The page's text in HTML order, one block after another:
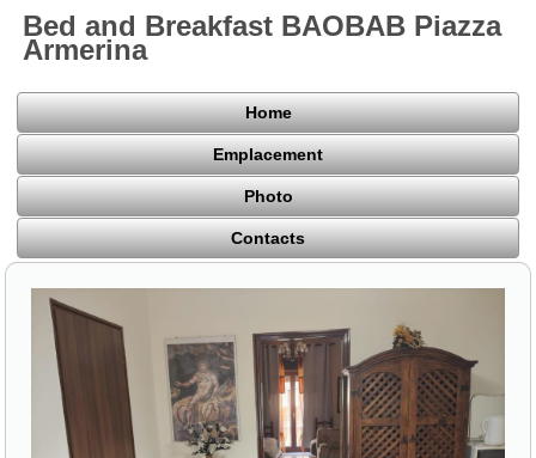
Bed and Breakfast BAOBAB Piazza
Armerina
Home
Emplacement
Photo
Contacts